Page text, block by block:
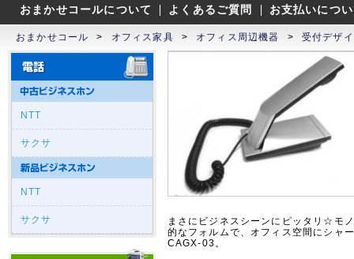
おまかせコールについて よくあるご質問 お支払いにつ
おまかせコール > オフィス家具 > オフィス周辺機器 > 受付デザ
NTT
サクサ
NTT
サクサ
まさにビジネスシーンにピッタリ☆モ
的なフォルムで、オフィス空間にシャ
CAGX-03。